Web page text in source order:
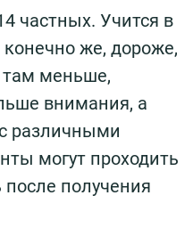
частных. Учится в
конечно же, дороже,
там меньше,
внимания, а
различными
могут проходить
после получения